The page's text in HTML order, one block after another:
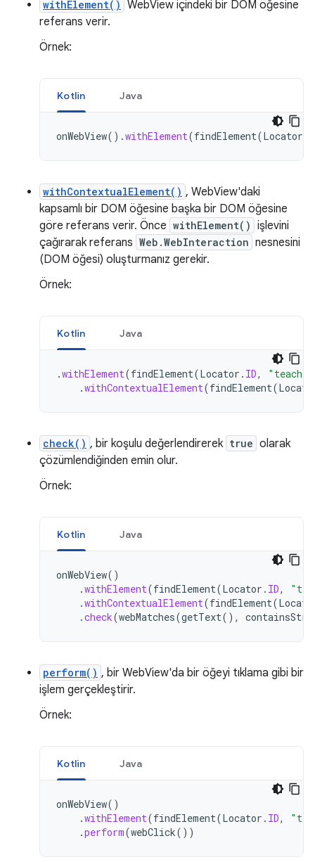
withElement() WebView içindeki bir DOM öğesine
referans verir.
Örnek:
Kotlin Java
onWebView().withElement(findElement(Locator
withContextualElement() , WebView'daki
kapsamlı bir DOM öğesine başka bir DOM öğesine
göre referans verir. Önce withElement() işlevini
çağırarak referans Web.WebInteraction nesnesini
(DOM öğesi) oluşturmanız gerekir.
Örnek:
Kotlin Java
.withElement(findElement(Locator . ID,
.withContextualElement(findElement(
check() , bir koşulu değerlendirerek true olarak
çözümlendiğinden emin olur.
Örnek:
Kotlin Java
onWebView()
.withElement(findElement(Locator . ID,
.withContextualElement(findElement(
.check(webMatches(getText(),
perform() , bir WebView'da bir öğeyi tıklama gibi bir
işlem gerçekleştirir.
Örnek:
Kotlin Java
onWebView()
.withElement(findElement(Locator . ID,
.perform(webClick())